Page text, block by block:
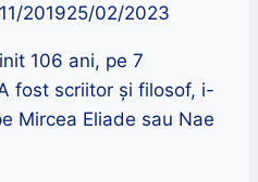
201925/02/2023
106 ani, pe 7
fost scriitor și filosof, i-
Mircea Eliade sau Nae